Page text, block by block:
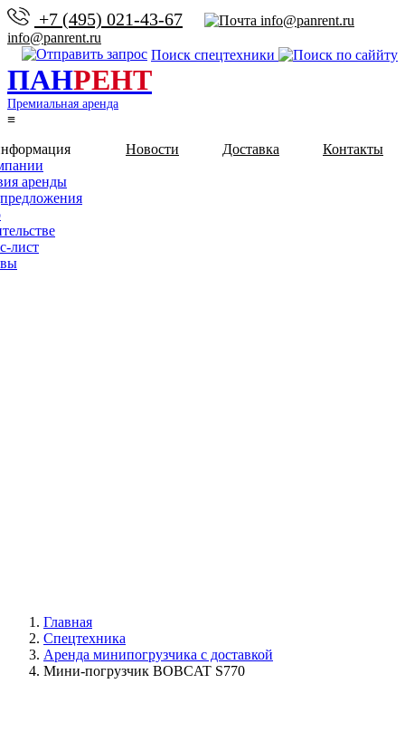
+7 (495) 021-43-67
info@panrent.ru
Поиск спецтехники
ПАНРЕНТ
Премиальная аренда
≡
аренды
лист
Новости Доставка Контакты
Главная
Спецтехника
Аренда минипогрузчика с доставкой
Мини-погрузчик BOBCAT S770